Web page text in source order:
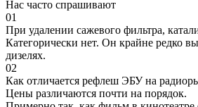
Нас часто спрашивают
01
При удалении сажевого фильтра,
Категорически нет. Он крайне редко
дизелях.
02
Как отличается рефлеш ЭБУ на
Цены различаются почти на порядок.